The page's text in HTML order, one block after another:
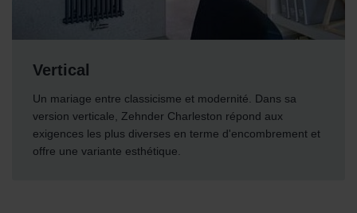
Vertical
Un mariage entre classicisme et modernité. Dans sa
version verticale, Zehnder Charleston répond aux
exigences les plus diverses en terme d'encombrement et
offre une variante esthétique.